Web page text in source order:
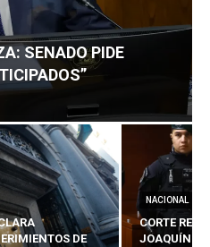
SENADO PIDE
DE
NACIONAL
CORTE
JOAQUÍN